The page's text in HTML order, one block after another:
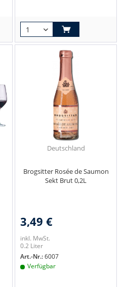
Deutschland
Brogsitter Rosée de Saumon
Sekt Brut 0,2L
3,49 €
inkl. MwSt.
0.2 Liter
Art.-Nr.:6007
Verfügbar